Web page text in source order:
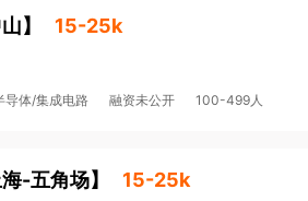
】 15-25k
导体/集成电路 融资未公开 100-499人
海-五角场】 15-25k